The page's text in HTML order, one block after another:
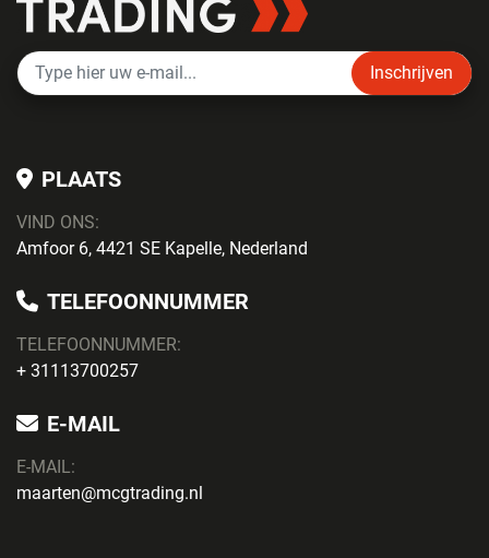
Inschrijven
PLAATS
VIND ONS:
Amfoor 6, 4421 SE Kapelle, Nederland
TELEFOONNUMMER
TELEFOONNUMMER:
+ 31113700257
E-MAIL
E-MAIL:
maarten@mcgtrading.nl